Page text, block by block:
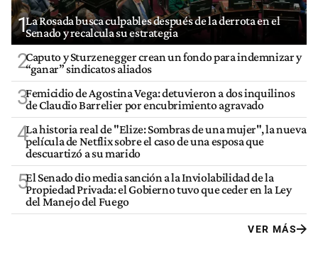
1La Rosada busca culpables después de la derrota en el
Senado y recalcula su estrategia
2Caputo y Sturzenegger crean un fondo para indemnizar y
“ganar” sindicatos aliados
3Femicidio de Agostina Vega: detuvieron a dos inquilinos
de Claudio Barrelier por encubrimiento agravado
4La historia real de "Elize: Sombras de una mujer", la nueva
película de Netflix sobre el caso de una esposa que
descuartizó a su marido
5El Senado dio media sanción a la Inviolabilidad de la
Propiedad Privada: el Gobierno tuvo que ceder en la Ley
del Manejo del Fuego
VER MÁS